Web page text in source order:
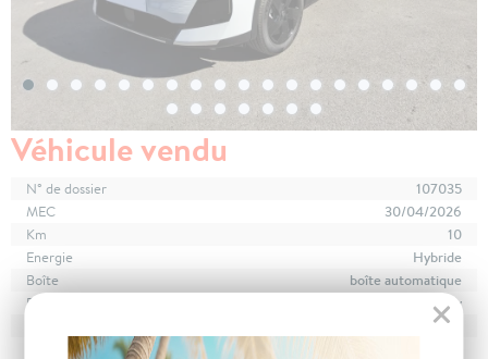
Véhicule vendu
N° de dossier
107035
MEC
30/04/2026
Km
10
Energie
Hybride
Boîte
boîte automatique
Puissance
7 cv
Blanc Okénite
avec WLTP